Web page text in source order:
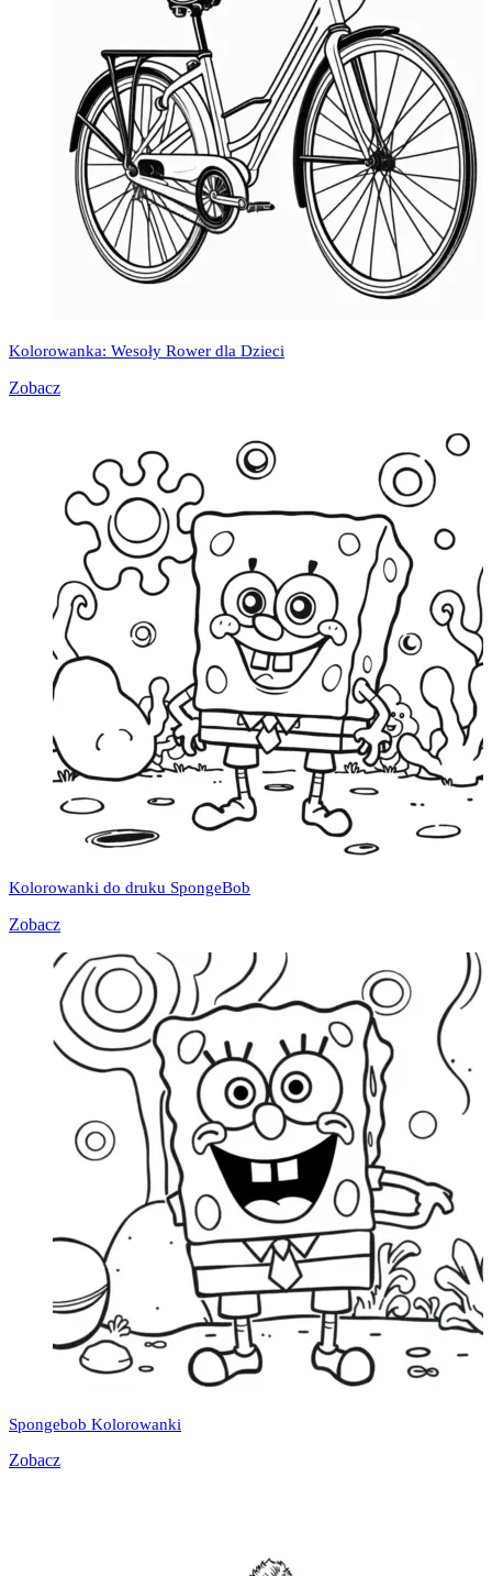
Kolorowanka: Wesoły Rower dla Dzieci
Zobacz
Kolorowanki do druku SpongeBob
Zobacz
Spongebob Kolorowanki
Zobacz